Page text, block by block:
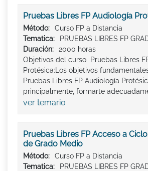
Pruebas Libres FP Audiología
Método:
Curso FP a Distancia
Tematica:
PRUEBAS LIBRES FP
Duración:
2000 horas
Objetivos del curso Pruebas Libres
Protésica:Los objetivos
Pruebas Libres FP Audiología
principalmente, formarte
ver temario
Pruebas Libres FP Acceso a
de Grado Medio
Método:
Curso FP a Distancia
Tematica:
PRUEBAS LIBRES FP